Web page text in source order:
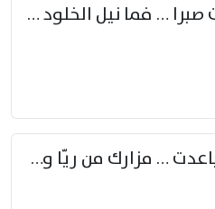
فصبرا في مجال الموت صبرا … فما نيل الخلود بمستطاع
حننت إلى ريّا ونفسك باعدت … مزارك من ريّا وشعباكما معا